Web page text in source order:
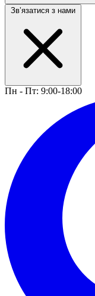
Звʼязатися з нами
Пн - Пт: 9:00-18:00